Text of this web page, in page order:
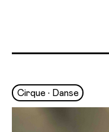
Cirque • Danse